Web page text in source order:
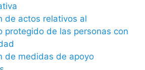
de actos relativos al
protegido de las personas con
de medidas de apoyo